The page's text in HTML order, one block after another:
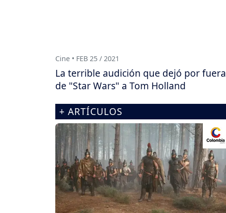
Cine • FEB 25 / 2021
La terrible audición que dejó por fuera
de "Star Wars" a Tom Holland
+ ARTÍCULOS